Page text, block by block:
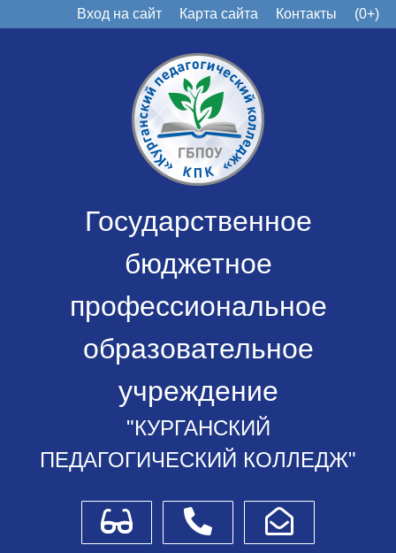
Вход на сайт Карта сайта Контакты (0+)
Государственное
бюджетное
профессиональное
образовательное
учреждение
"КУРГАНСКИЙ
ПЕДАГОГИЧЕСКИЙ КОЛЛЕДЖ"
Для слабовидящихТелефоныНаписать обращение